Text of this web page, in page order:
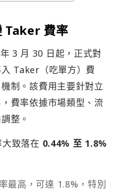
Taker 費率
3 月 30 日起，正式對
Taker（吃單方）費
制。該費用主要針對立
費率依據市場類型、流
整。
致落在 0.44% 至 1.8%
最高，可達 1.8%，特別